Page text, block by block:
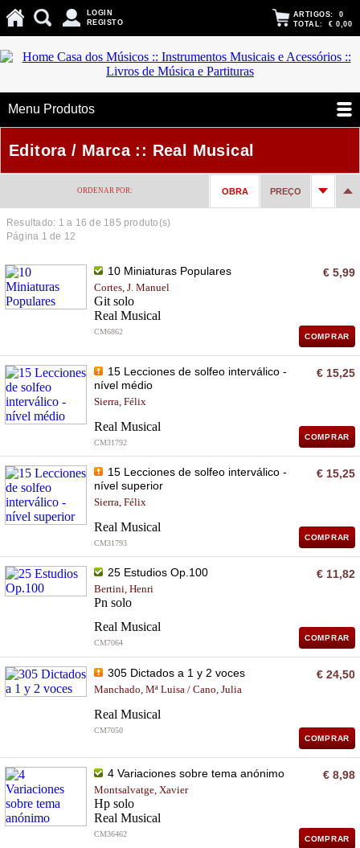
LOGIN
REGISTO
ARTIGOS: 0
TOTAL: € 0,00
Menu Produtos
Editora / Marca :: Real Musical
ORDENAR POR: OBRA PREÇO
Resultado: 1 a 16 de 185 produto(s)
Página 1 de 12
10 Miniaturas Populares
Cortes, J. Manuel
Git solo
Real Musical
CM6862
€ 5,99
COMPRAR
15 Lecciones de solfeo interválico -
nível médio
Sierra, Félix
Real Musical
CM31792
€ 15,25
COMPRAR
15 Lecciones de solfeo interválico -
nível superior
Sierra, Félix
Real Musical
CM31793
€ 15,25
COMPRAR
25 Estudios Op.100
Bertini, Henri
Pn solo
Real Musical
CM7064
€ 11,82
COMPRAR
305 Dictados a 1 y 2 voces
Manchado, Mª Luisa / Cano, Julia
Real Musical
CM7050
€ 24,50
COMPRAR
4 Variaciones sobre tema anónimo
Montsalvatge, Xavier
Hp solo
Real Musical
CM36462
€ 8,98
COMPRAR